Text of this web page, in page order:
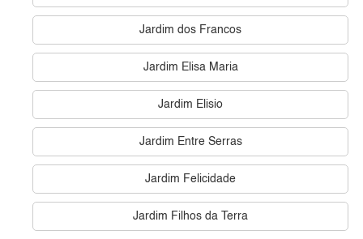
Jardim dos Francos
Jardim Elisa Maria
Jardim Elisio
Jardim Entre Serras
Jardim Felicidade
Jardim Filhos da Terra